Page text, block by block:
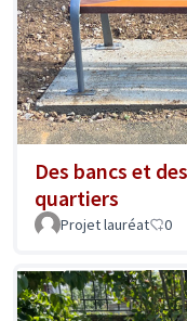
Des bancs et
quartiers
Projet lauréat 0